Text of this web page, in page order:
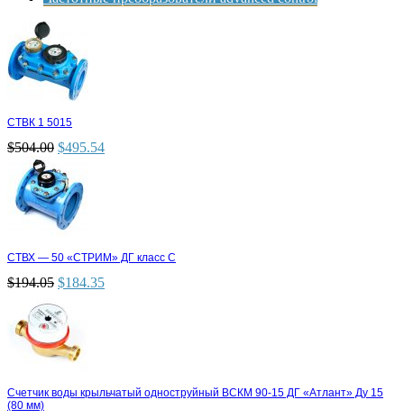
СТВК 1 5015
$504.00 $495.54
СТВХ — 50 «СТРИМ» ДГ класс С
$194.05 $184.35
Счетчик воды крыльчатый одноструйный ВСКМ 90-15 ДГ «Атлант» Ду 15
(80 мм)